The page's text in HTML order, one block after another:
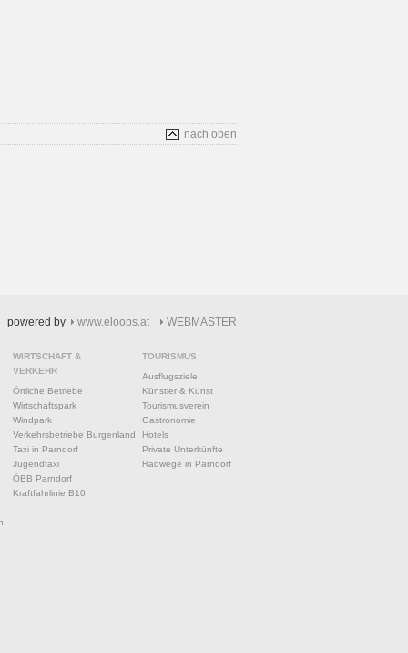
nach oben
powered by www.eloops.at WEBMASTER
WIRTSCHAFT &
VERKEHR
Örtliche Betriebe
Wirtschaftspark
Windpark
Verkehrsbetriebe Burgenland
Taxi in Parndorf
Jugendtaxi
ÖBB Parndorf
Kraftfahrlinie B10
TOURISMUS
Ausflugsziele
Künstler & Kunst
Tourismusverein
Gastronomie
Hotels
Private Unterkünfte
Radwege in Parndorf